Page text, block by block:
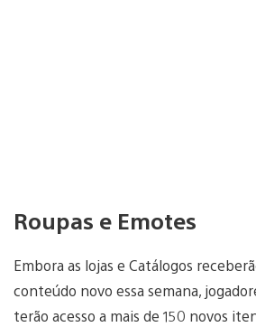
Roupas e Emotes
Embora as lojas e Catálogos
conteúdo novo essa semana,
terão acesso a mais de 150 novos